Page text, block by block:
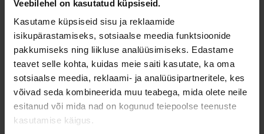
Veebilehel on kasutatud küpsiseid.
Kasutame küpsiseid sisu ja reklaamide
isikupärastamiseks, sotsiaalse meedia funktsioonide
pakkumiseks ning liikluse analüüsimiseks. Edastame
teavet selle kohta, kuidas meie saiti kasutate, ka oma
sotsiaalse meedia, reklaami- ja analüüsipartneritele, kes
võivad seda kombineerida muu teabega, mida olete neile
esitanud või mida nad on kogunud teiepoolse teenuste
kasutamise käigus.
RP ID: 203131
TOOTED